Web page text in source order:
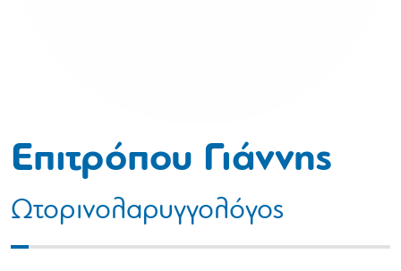
Επιτρόπου Γιάννης
Ωτορινολαρυγγολόγος